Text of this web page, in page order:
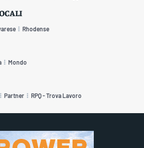
Rhodense
Mondo
Partner RPQ - Trova Lavoro